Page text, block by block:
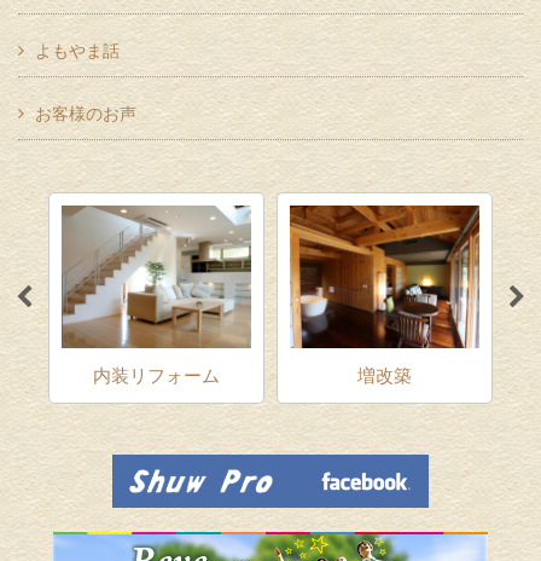
よもやま話
お客様のお声
内装リフォーム 増改築